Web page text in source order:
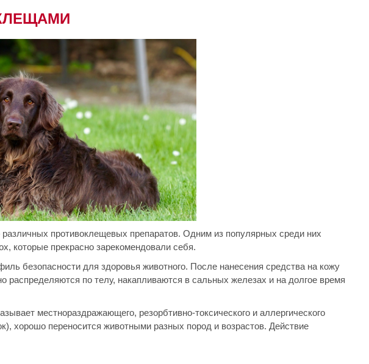
противоклещевых препаратов. Одним из популярных среди них
которые прекрасно зарекомендовали себя.
безопасности для здоровья животного. После нанесения средства на кожу
распределяются по телу, накапливаются в сальных железах и на долгое время
местнораздражающего, резорбтивно-токсического и аллергического
хорошо переносится животными разных пород и возрастов. Действие